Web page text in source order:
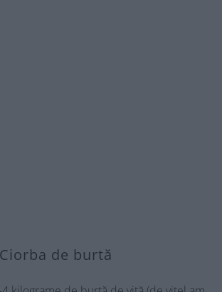
Ciorba de burtă